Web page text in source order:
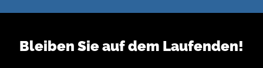
Bleiben Sie auf dem Laufenden!